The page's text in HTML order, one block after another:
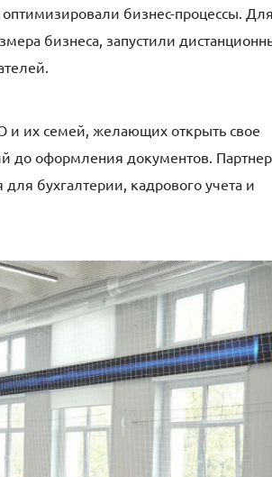
бизнес-процессы.
бизнеса, запустили
и их семей, желающих открыть свое
до оформления документов.
бухгалтерии, кадрового учета и